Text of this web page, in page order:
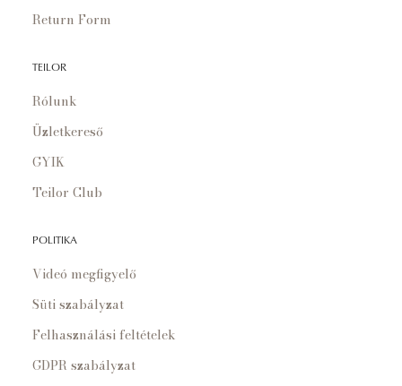
Return Form
TEILOR
Rólunk
Üzletkereső
GYIK
Teilor Club
POLITIKA
Videó megfigyelő
Süti szabályzat
Felhasználási feltételek
GDPR szabályzat